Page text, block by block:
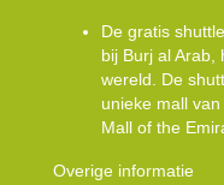
De gratis
bij Burj al Arab,
wereld. De
unieke mall
Mall of the
Overige informatie